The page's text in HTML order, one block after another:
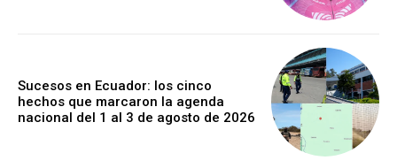
Sucesos en Ecuador: los cinco
hechos que marcaron la agenda
nacional del 1 al 3 de agosto de 2026